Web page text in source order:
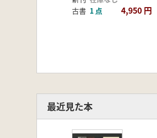
古書 1 点 4,950 円
最近見た本